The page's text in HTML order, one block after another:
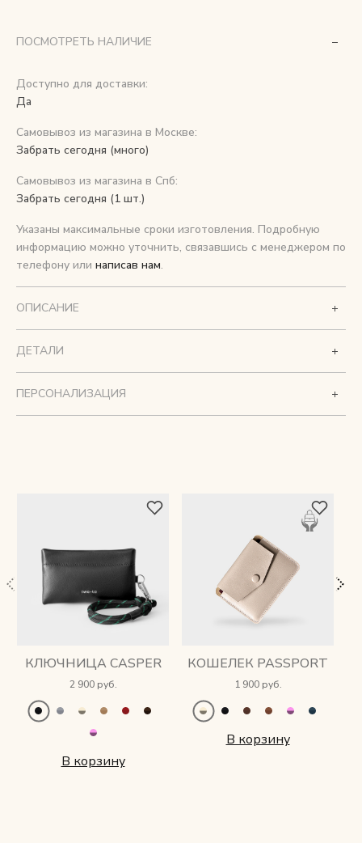
Снимаем с производства
Косметика для ухода
О нас
Контакты
Мы в соцсетях:
+ 7 (812) 748-24-46 ENG
ПОСМОТРЕТЬ НАЛИЧИЕ
Доступно для доставки:
Да
Самовывоз из магазина в Москве:
Забрать сегодня (много)
Самовывоз из магазина в Спб:
Забрать сегодня (1 шт.)
Указаны максимальные сроки изготовления. Подробную
информацию можно уточнить, связавшись с менеджером по
телефону или написав нам.
ОПИСАНИЕ
ДЕТАЛИ
ПЕРСОНАЛИЗАЦИЯ
КЛЮЧНИЦА CASPER
2 900 руб.
В корзину
КОШЕЛЕК PASSPORT
1 900 руб.
В корзину